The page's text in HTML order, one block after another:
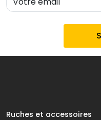
Ruches et accessoires